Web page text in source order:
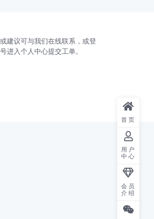
建议可与我们在线联系，或登
进入个人中心提交工单。
首页
用户
中心
会员
介绍